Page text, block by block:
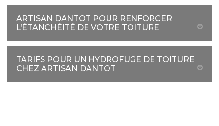
ARTISAN DANTOT POUR RENFORCER
L’ÉTANCHÉITÉ DE VOTRE TOITURE
TARIFS POUR UN HYDROFUGE DE TOITURE
CHEZ ARTISAN DANTOT